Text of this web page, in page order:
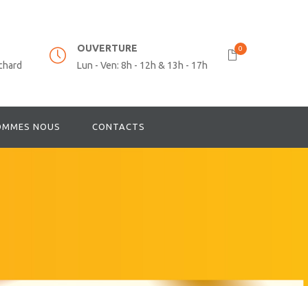
OUVERTURE
Lun - Ven: 8h - 12h & 13h - 17h
0
NOUS CONTACTS